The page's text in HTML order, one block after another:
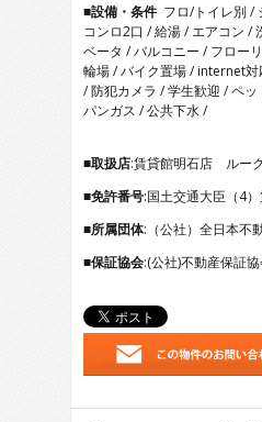
■設備・条件 フロ/トイレ別 /
コンロ2口 / 給湯 / エアコン /
ベータ / バルコニー / フロー
輪場 / バイク置場 / internet対
/ 防犯カメラ / 学生歓迎 / ペ
パンガス / 公共下水 /
■取扱店:賃貸館明石店 ルー
■免許番号:国土交通大臣（4
■所属団体:（公社）全日本不
■保証協会:(公社)不動産保証